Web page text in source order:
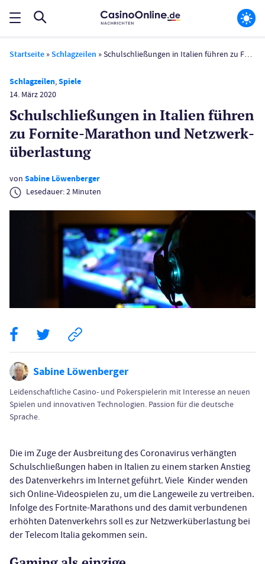
Startseite »Schlagzeilen »Schulschließungen in Italien führen zu Fornite-Marathon und Netzwerk­überlastung
Schlagzeilen,Spiele
14. März 2020
Schulschließungen in Italien führen
zu Fornite-Marathon und Netzwerk­
überlastung
von Sabine Löwenberger
Lesedauer:2 Minuten
Sabine Löwenberger
Leidenschaftliche Casino- und Pokerspielerin mit Interesse an neuen
Spielen und innovativen Technologien. Passion für die deutsche
Sprache.
Die im Zuge der Ausbreitung des Coronavirus verhängten
Schulschließungen haben in Italien zu einem starken Anstieg
des Datenverkehrs im Internet geführt. Viele Kinder wenden
sich Online-Videospielen zu, um die Langeweile zu vertreiben.
Infolge des Fortnite-Marathons und des damit verbundenen
erhöhten Datenverkehrs soll es zur Netzwerküberlastung bei
der Telecom Italia gekommen sein.